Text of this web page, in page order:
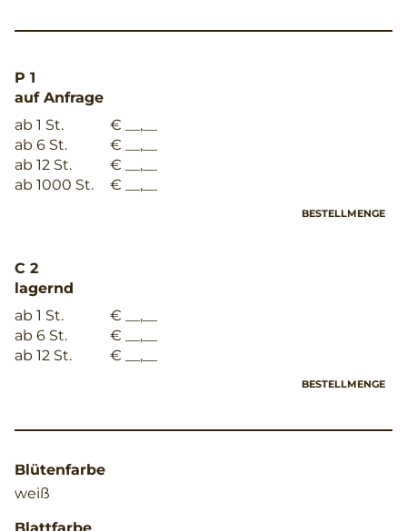
P 1
auf Anfrage
ab 1 St.
€ __,__
ab 6 St.
€ __,__
ab 12 St.
€ __,__
ab 1000 St.
€ __,__
BESTELLMENGE
C 2
lagernd
ab 1 St.
€ __,__
ab 6 St.
€ __,__
ab 12 St.
€ __,__
BESTELLMENGE
Blütenfarbe
weiß